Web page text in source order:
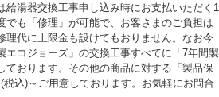
給湯器交換工事申し込み時にお支払いただく1
でも「修理」が可能で、お客さまのご負担は
理代に上限金も設けてもおりません。なお今
エコジョーズ」の交換工事すべてに「7年間製
ております。その他の商品に対する「製品保
込)～ご用意しております。お気軽にお問合